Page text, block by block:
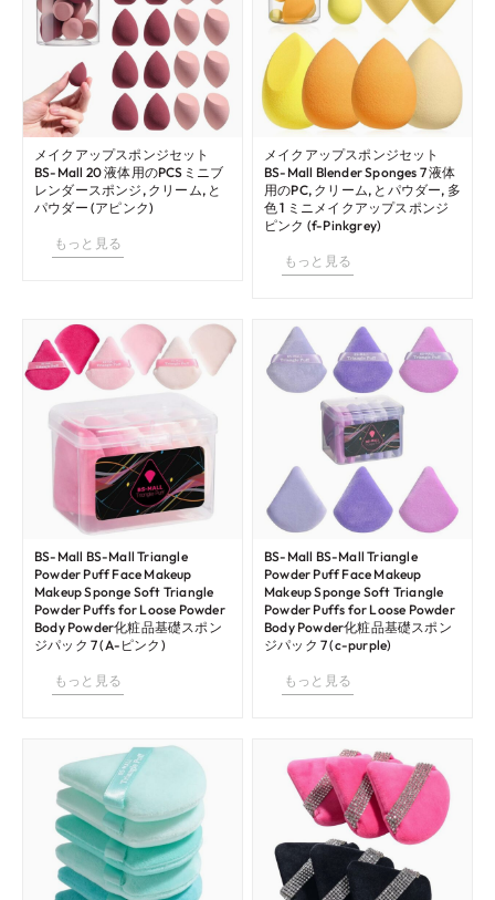
メイクアップスポンジセット
BS-Mall 20 液体用のPCSミニブ
レンダースポンジ, クリーム, と
パウダー (アピンク)
もっと見る
メイクアップスポンジセット
BS-Mall Blender Sponges 7 液体
用のPC, クリーム, とパウダー, 多
色 1 ミニメイクアップスポンジ
ピンク (f-Pinkgrey)
もっと見る
BS-Mall BS-Mall Triangle
Powder Puff Face Makeup
Makeup Sponge Soft Triangle
Powder Puffs for Loose Powder
Body Powder化粧品基礎スポン
ジパック 7 (A-ピンク)
もっと見る
BS-Mall BS-Mall Triangle
Powder Puff Face Makeup
Makeup Sponge Soft Triangle
Powder Puffs for Loose Powder
Body Powder化粧品基礎スポン
ジパック 7 (c-purple)
もっと見る